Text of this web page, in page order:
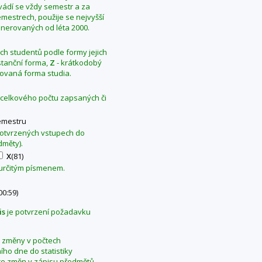
se vždy semestr a za
použije se nejvyšší
od léta 2000.
studentů podle formy jejich
forma, Z - krátkodobý
forma studia.
počtu zapsaných či
vstupech do
X(81)
písmenem.
je potvrzení požadavku
v počtech
dne do statistiky